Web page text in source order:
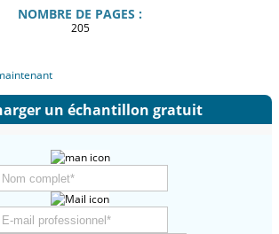
NOMBRE DE PAGES :
205
un échantillon gratuit